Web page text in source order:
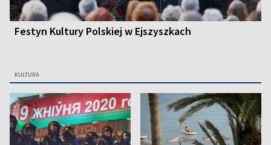
Festyn Kultury Polskiej w Ejszyszkach
KULTURA